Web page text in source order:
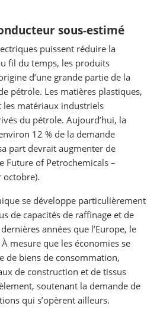
sous-estimé
puissent réduire la
fil du temps, les produits
d’une grande partie de la
pétrole. Les matières plastiques,
les matériaux industriels
du pétrole. Aujourd’hui, la
12 % de la demande
part devrait augmenter de
Future of Petrochemicals –
octobre).
se développe particulièrement
de capacités de raffinage et de
années que l’Europe, le
mesure que les économies se
de biens de consommation,
de construction et de tissus
soutenant la demande de
qui s’opèrent ailleurs.